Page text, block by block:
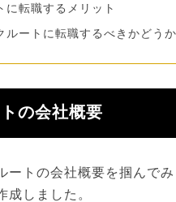
に転職するメリット
ルートに転職するべきかどうか
の会社概要
ートの会社概要を掴んで
成しました。